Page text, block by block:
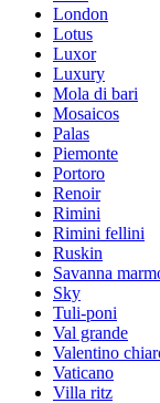
London
Lotus
Luxor
Luxury
Mola di bari
Mosaicos
Palas
Piemonte
Portoro
Renoir
Rimini
Rimini fellini
Ruskin
Savanna
Sky
Tuli-poni
Val grande
Valentino
Vaticano
Villa ritz